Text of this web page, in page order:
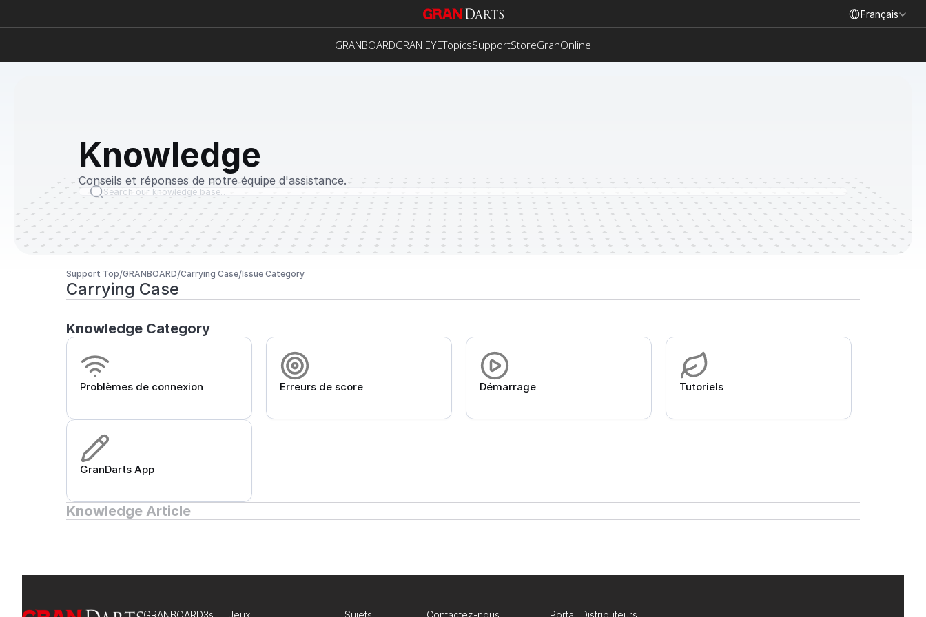
Français
GRANBOARDGRAN EYETopicsSupportStoreGranOnline
Knowledge
Conseils et réponses de notre équipe d'assistance.
Search our knowledge base…
Support Top/GRANBOARD/Carrying Case/Issue Category
Carrying Case
Knowledge Category
Problèmes de connexion
GranDarts App
Erreurs de score Démarrage Tutoriels
Knowledge Article
GRANBOARD3s Jeux Sujets Contactez-nous Portail Distributeurs